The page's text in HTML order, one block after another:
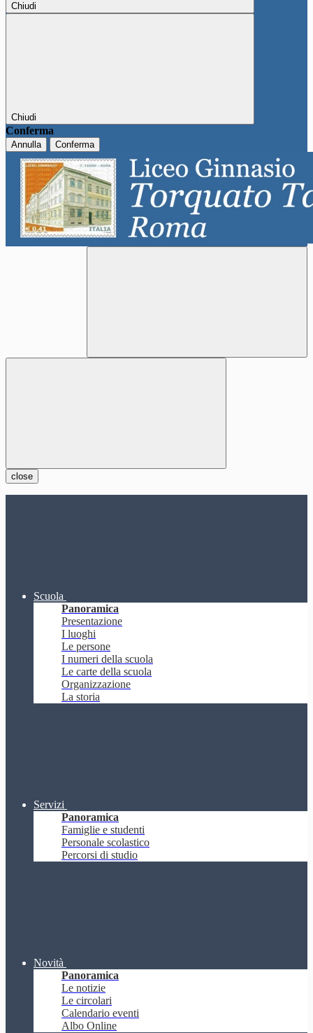
Chiudi
Chiudi
Conferma
Annulla Conferma
close
Scuola
Panoramica
Presentazione
I luoghi
Le persone
I numeri della scuola
Le carte della scuola
Organizzazione
La storia
Servizi
Panoramica
Famiglie e studenti
Personale scolastico
Percorsi di studio
Novità
Panoramica
Le notizie
Le circolari
Calendario eventi
Albo Online